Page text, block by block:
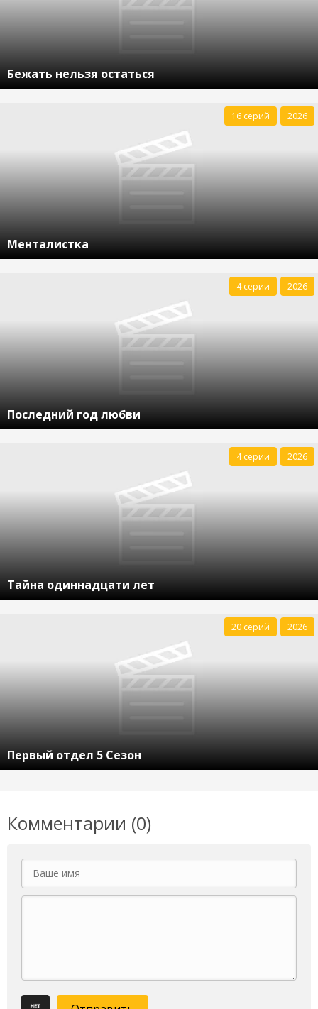
Бежать нельзя остаться
Менталистка
16 серий 2026
Последний год любви
4 серии 2026
Тайна одиннадцати лет
4 серии 2026
Первый отдел 5 Сезон
20 серий 2026
Комментарии (0)